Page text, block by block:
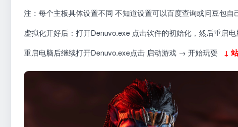
注：每个主板具体设置不同 不知道设置可以百度查询或问豆包自
虚拟化开好后：打开Denuvo.exe 点击软件的初始化，然后重启
重启电脑后继续打开Denuvo.exe点击 启动游戏 → 开始玩耍 ↓